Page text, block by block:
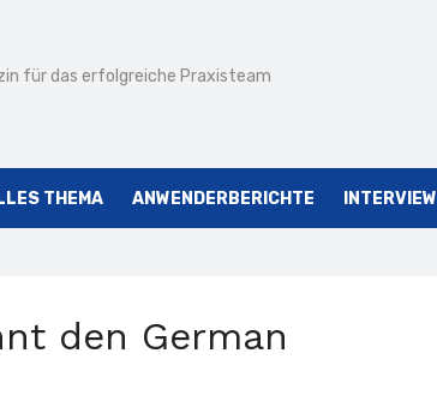
für das erfolgreiche Praxisteam
THEMA ANWENDERBERICHTE INTERVIEW
den German